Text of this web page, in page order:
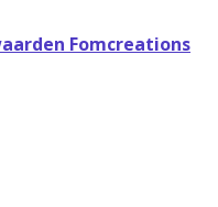
Fomcreations